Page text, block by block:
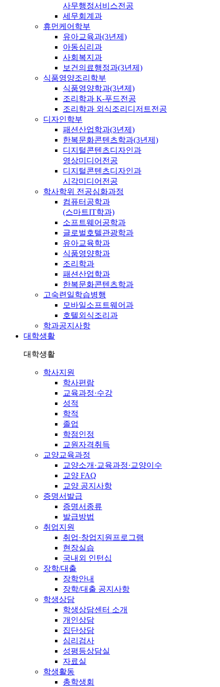
사무행정서비스전공
세무회계과
휴먼케어학부
유아교육과(3년제)
아동심리과
사회복지과
보건의료행정과(3년제)
식품영양조리학부
식품영양학과(3년제)
조리학과 K-푸드전공
조리학과 외식조리디저트전공
디자인학부
패션산업학과(3년제)
한복문화콘텐츠학과(3년제)
디지털콘텐츠디자인과
영상미디어전공
디지털콘텐츠디자인과
시각미디어전공
학사학위 전공심화과정
컴퓨터공학과
(스마트IT학과)
소프트웨어공학과
글로벌호텔관광학과
유아교육학과
식품영양학과
조리학과
패션산업학과
한복문화콘텐츠학과
고숙련일학습병행
모바일소프트웨어과
호텔외식조리과
학과공지사항
대학생활
대학생활
학사지원
학사편람
교육과정·수강
성적
학적
졸업
학점인정
교원자격취득
교양교육과정
교양소개·교육과정·교양이수
교양 FAQ
교양 공지사항
증명서발급
증명서종류
발급방법
취업지원
취업·창업지원프로그램
현장실습
국내외 인턴십
장학/대출
장학안내
장학/대출 공지사항
학생상담
학생상담센터 소개
개인상담
집단상담
심리검사
성평등상담실
자료실
학생활동
총학생회